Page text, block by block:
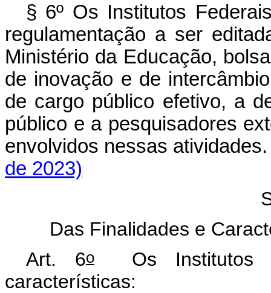
§ 6º Os Institutos
regulamentação a ser
Ministério da Educação,
de inovação e de
de cargo público efetivo, a
público e a pesquisadores
envolvidos nessas
de 2023)
Das Finalidades e
Art. 6oOs Institutos
características: